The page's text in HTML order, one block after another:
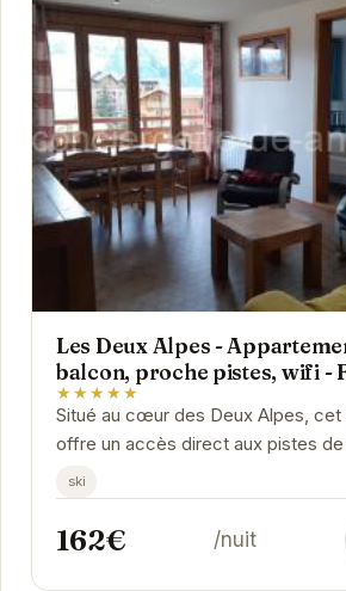
Les Deux Alpes -
balcon, proche pistes, wifi -
★★★★★
Situé au cœur des Deux Alpes, cet
offre un accès direct aux pistes
imprenable sur les montagnes.
ski
162€ /nuit